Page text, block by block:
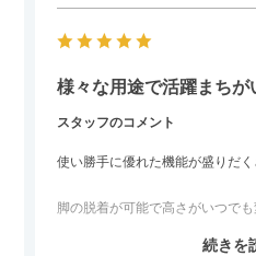
様々な用途で活躍まちが
スタッフのコメント
使い勝手に優れた機能が盛りだく
脚の脱着が可能で高さがいつで
続きを